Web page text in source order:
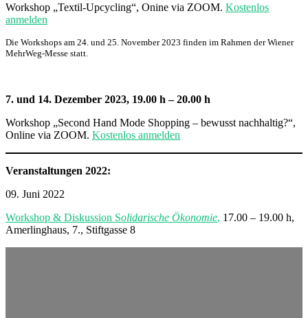
Workshop „Textil-Upcycling“, Onine via ZOOM. Kostenlos
anmelden
Die Workshops am 24. und 25. November 2023 finden im Rahmen der Wiener
MehrWeg-Messe statt.
7. und 14. Dezember 2023, 19.00 h – 20.00 h
Workshop „Second Hand Mode Shopping – bewusst nachhaltig?“,
Online via ZOOM. Kostenlos anmelden
Veranstaltungen 2022:
09. Juni 2022
Workshop & Diskussion Solidarische Ökonomie, 17.00 – 19.00 h,
Amerlinghaus, 7., Stiftgasse 8